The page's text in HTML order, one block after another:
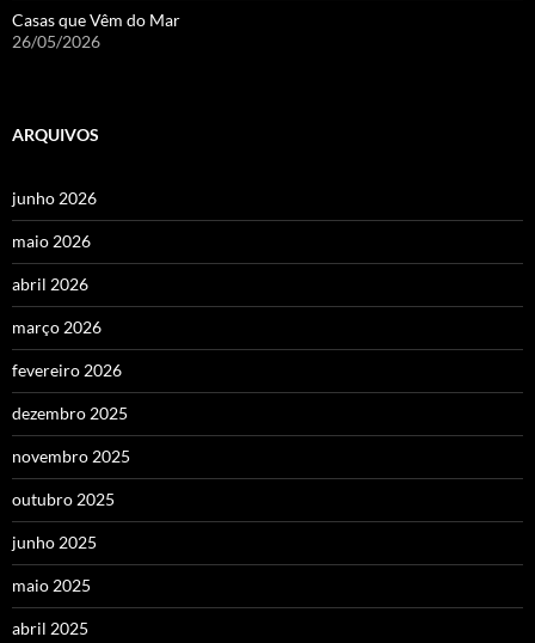
Casas que Vêm do Mar
26/05/2026
ARQUIVOS
junho 2026
maio 2026
abril 2026
março 2026
fevereiro 2026
dezembro 2025
novembro 2025
outubro 2025
junho 2025
maio 2025
abril 2025